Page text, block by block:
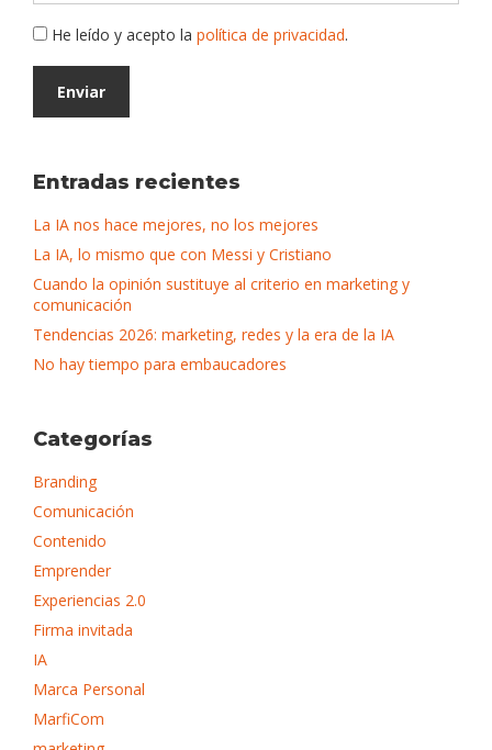
He leído y acepto la política de privacidad.
Entradas recientes
La IA nos hace mejores, no los mejores
La IA, lo mismo que con Messi y Cristiano
Cuando la opinión sustituye al criterio en marketing y
comunicación
Tendencias 2026: marketing, redes y la era de la IA
No hay tiempo para embaucadores
Categorías
Branding
Comunicación
Contenido
Emprender
Experiencias 2.0
Firma invitada
IA
Marca Personal
MarfiCom